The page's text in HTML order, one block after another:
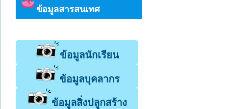
ข้อมูลสารสนเทศ
ข้อมูลนักเรียน
ข้อมูลบุคลากร
ข้อมูลสิ่งปลูกสร้าง